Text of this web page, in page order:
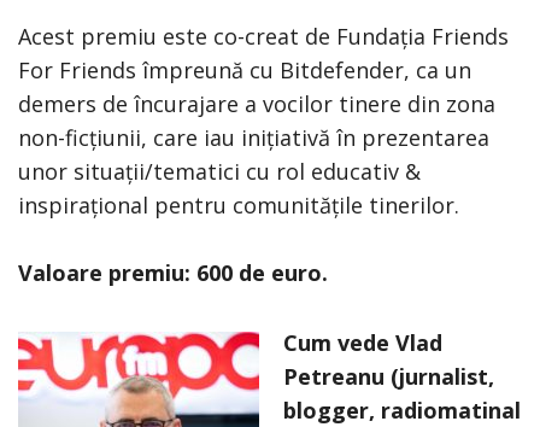
Acest premiu este co-creat de Fundația Friends
For Friends împreună cu Bitdefender, ca un
demers de încurajare a vocilor tinere din zona
non-ficțiunii, care iau inițiativă în prezentarea
unor situații/tematici cu rol educativ &
inspirațional pentru comunitățile tinerilor.
Valoare premiu: 600 de euro.
Cum vede Vlad
Petreanu (jurnalist,
blogger, radiomatinal